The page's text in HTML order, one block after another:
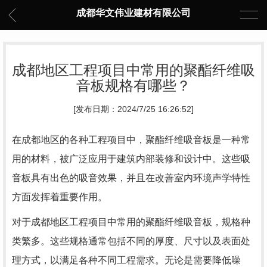
成都华文伟业建材有限公司
成都地区工程项目中常用的聚酯纤维吸
音板规格有哪些？
[发布日期：2024/7/25 16:26:52]
在成都地区的各种工程项目中，聚酯纤维吸音板是一种常
用的材料，被广泛应用于建筑内部装修和设计中。这些吸
音板具有出色的吸音效果，并且在改善室内环境声学特性
方面发挥着重要作用。
对于成都地区工程项目中常用的聚酯纤维吸音板，规格种
类繁多。这些规格通常包括不同的厚度、尺寸以及表面处
理方式，以满足各种不同工程需求。无论是需要降低噪